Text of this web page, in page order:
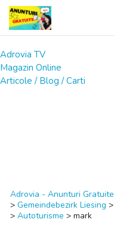
Adrovia TV
Magazin Online
Articole / Blog / Carti
Adrovia - Anunturi Gratuite
> Gemeindebezirk Liesing >
> Autoturisme > mark